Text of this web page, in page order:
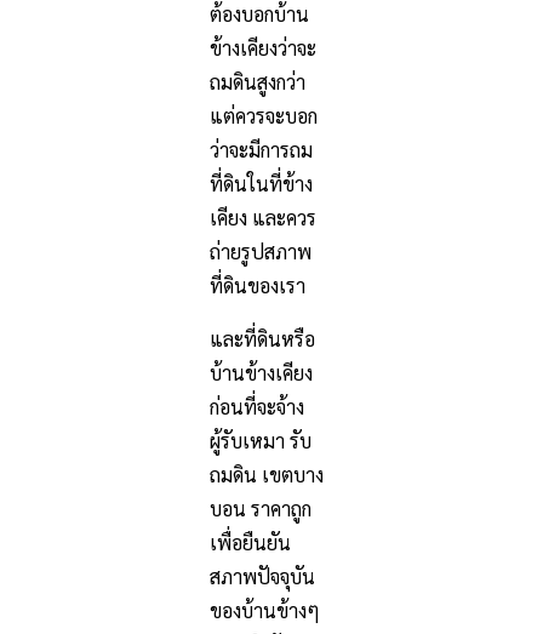
ต้องบอกบ้าน
ข้างเคียงว่าจะ
ถมดินสูงกว่า
แต่ควรจะบอก
ว่าจะมีการถม
ที่ดินในที่ข้าง
เคียง และควร
ถ่ายรูปสภาพ
ที่ดินของเรา
และที่ดินหรือ
บ้านข้างเคียง
ก่อนที่จะจ้าง
ผู้รับเหมา รับ
ถมดิน เขตบาง
บอน ราคาถูก
เพื่อยืนยัน
สภาพปัจจุบัน
ของบ้านข้างๆ